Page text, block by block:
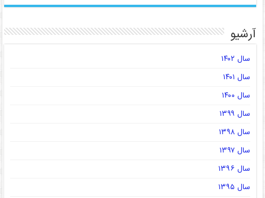
آرشیو
سال ۱۴۰۲
سال ۱۴۰۱
سال ۱۴۰۰
سال ۱۳۹۹
سال ۱۳۹۸
سال ۱۳۹۷
سال ۱۳۹۶
سال ۱۳۹۵